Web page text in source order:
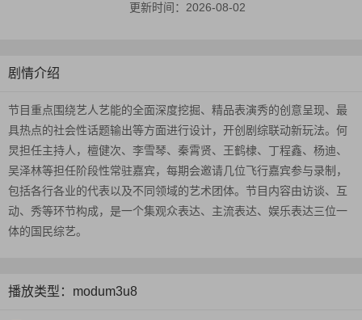
更新时间： 2026-08-02
剧情介绍
节目重点围绕艺人艺能的全面深度挖掘、精品表演秀的创意呈现、最
具热点的社会性话题输出等方面进行设计，开创剧综联动新玩法。何
炅担任主持人，檀健次、李雪琴、秦霄贤、王鹤棣、丁程鑫、杨迪、
吴泽林等担任阶段性常驻嘉宾，每期会邀请几位飞行嘉宾参与录制，
包括各行各业的代表以及不同领域的艺术团体。节目内容由访谈、互
动、秀等环节构成，是一个集观众表达、主流表达、娱乐表达三位一
体的国民综艺。
播放类型：modum3u8